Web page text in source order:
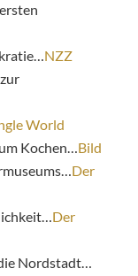
NZZ
World
Kochen…Bild
Der
Der
Nordstadt…